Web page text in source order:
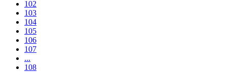
102
103
104
105
106
107
...
108